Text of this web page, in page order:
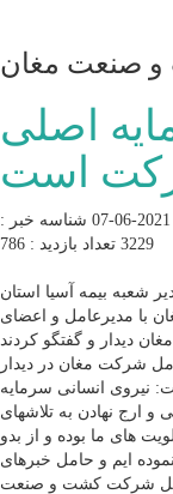
اصلی
است
2021-06-07
شناسه خبر :
3229 تعداد بازدید : 786
شعبه بیمه آسیا استان
با مدیرعامل و اعضای
شرکت مغان در دیدار
نیروی انسانی سرمایه
نهادن به تلاشهای
های ما بوده و از بدو
ایم و حامل خبرهای
شرکت کشت و صنعت